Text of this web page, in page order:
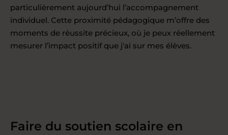
particulièrement aujourd’hui l’accompagnement
individuel. Cette proximité pédagogique m’offre des
moments de réussite précieux, où je peux réellement
mesurer l’impact positif que j'ai sur mes élèves.
Faire du soutien scolaire en